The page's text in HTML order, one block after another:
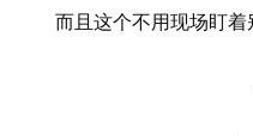
而且这个不用现场盯